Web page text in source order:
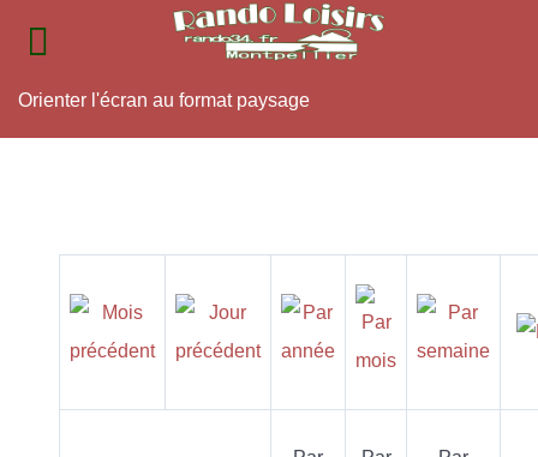
Orienter l'écran au format paysage